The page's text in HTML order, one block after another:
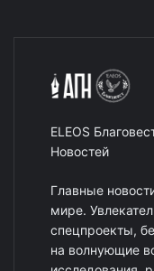
ELEOS
Новостей
Главные
мире.
спецпроекты,
на волнующие